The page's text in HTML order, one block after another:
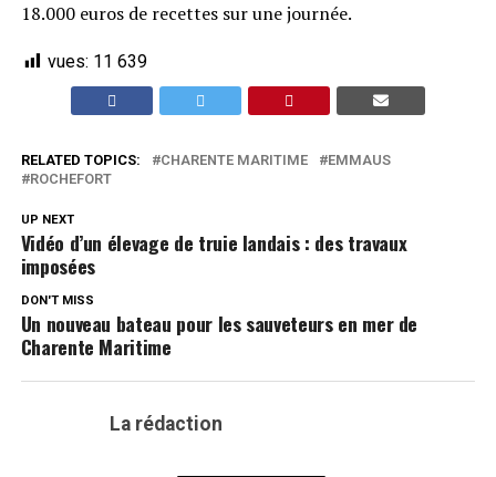
18.000 euros de recettes sur une journée.
vues: 11 639
RELATED TOPICS: CHARENTE MARITIME
EMMAUS
ROCHEFORT
UP NEXT
Vidéo d’un élevage de truie landais : des travaux
imposées
DON'T MISS
Un nouveau bateau pour les sauveteurs en mer de
Charente Maritime
La rédaction